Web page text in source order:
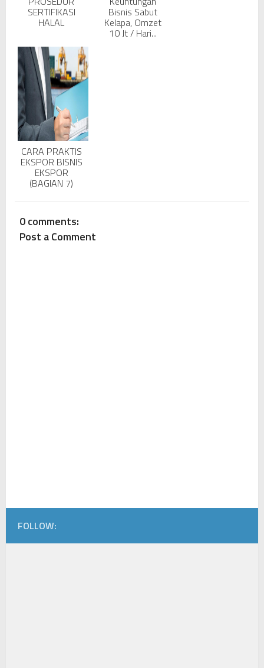
SERTIFIKASI
HALAL
Bisnis Sabut
Kelapa, Omzet
10 Jt / Hari...
CARA PRAKTIS
EKSPOR BISNIS
EKSPOR
(BAGIAN 7)
0 comments:
Post a Comment
FOLLOW: